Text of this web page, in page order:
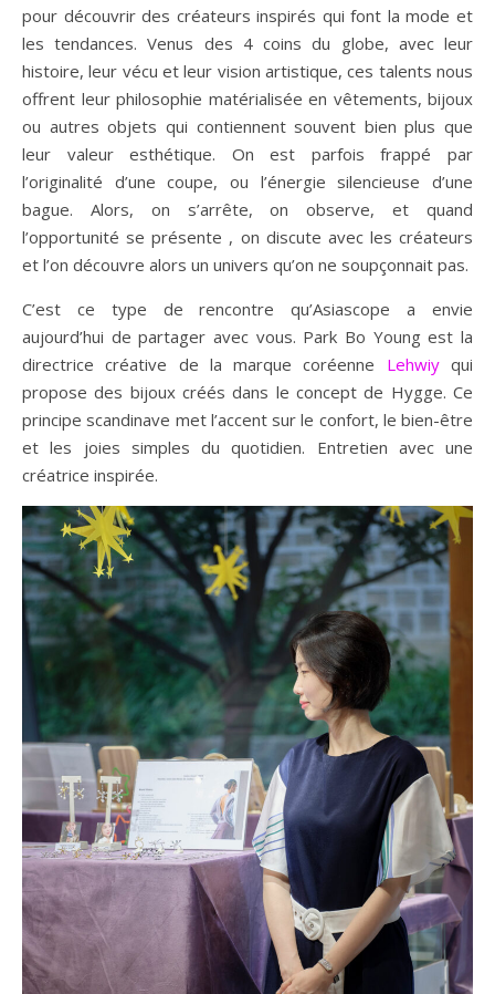
pour découvrir des créateurs inspirés qui font la mode et
les tendances. Venus des 4 coins du globe, avec leur
histoire, leur vécu et leur vision artistique, ces talents nous
offrent leur philosophie matérialisée en vêtements, bijoux
ou autres objets qui contiennent souvent bien plus que
leur valeur esthétique. On est parfois frappé par
l’originalité d’une coupe, ou l’énergie silencieuse d’une
bague. Alors, on s’arrête, on observe, et quand
l’opportunité se présente , on discute avec les créateurs
et l’on découvre alors un univers qu’on ne soupçonnait pas.
C’est ce type de rencontre qu’Asiascope a envie
aujourd’hui de partager avec vous. Park Bo Young est la
directrice créative de la marque coréenne Lehwiyqui
propose des bijoux créés dans le concept de Hygge. Ce
principe scandinave met l’accent sur le confort, le bien-être
et les joies simples du quotidien. Entretien avec une
créatrice inspirée.